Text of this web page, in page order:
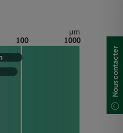
Nous contacter